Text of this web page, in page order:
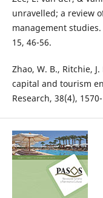
unravelled; a review
management
15, 46-56.
Zhao, W. B., Ritchie,
capital and tourism
Research, 38(4),